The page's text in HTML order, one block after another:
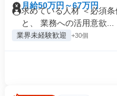
月給50万円～67万円
求めている人材 ＜必須
と、 業務への活用意欲...
業界未経験歓迎 +30個